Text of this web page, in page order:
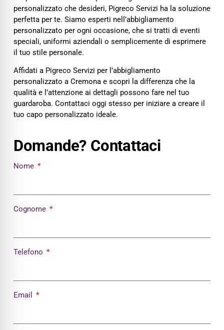
personalizzato che desideri, Pigreco Servizi ha la soluzione
perfetta per te. Siamo esperti nell’abbigliamento
personalizzato per ogni occasione, che si tratti di eventi
speciali, uniformi aziendali o semplicemente di esprimere
il tuo stile personale.
Affidati a Pigreco Servizi per l’abbigliamento
personalizzato a Cremona e scopri la differenza che la
qualità e l’attenzione ai dettagli possono fare nel tuo
guardaroba. Contattaci oggi stesso per iniziare a creare il
tuo capo personalizzato ideale.
Domande? Contattaci
Nome
Cognome
Telefono
Email